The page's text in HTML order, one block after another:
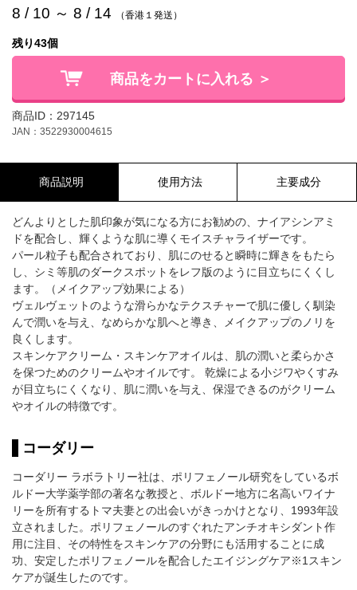
8 / 10 ～ 8 / 14 （香港１発送）
残り43個
商品をカートに入れる ＞
商品ID：297145
JAN：3522930004615
商品説明 使用方法 主要成分
どんよりとした肌印象が気になる方にお勧めの、ナイアシンアミ
ドを配合し、輝くような肌に導くモイスチャライザーです。
パール粒子も配合されており、肌にのせると瞬時に輝きをもたら
し、シミ等肌のダークスポットをレフ版のように目立ちにくくし
ます。（メイクアップ効果による）
ヴェルヴェットのような滑らかなテクスチャーで肌に優しく馴染
んで潤いを与え、なめらかな肌へと導き、メイクアップのノリを
良くします。
スキンケアクリーム・スキンケアオイルは、肌の潤いと柔らかさ
を保つためのクリームやオイルです。 乾燥による小ジワやくすみ
が目立ちにくくなり、肌に潤いを与え、保湿できるのがクリーム
やオイルの特徴です。
コーダリー
コーダリー ラボラトリー社は、ポリフェノール研究をしているボ
ルドー大学薬学部の著名な教授と、ボルドー地方に名高いワイナ
リーを所有するトマ夫妻との出会いがきっかけとなり、1993年設
立されました。ポリフェノールのすぐれたアンチオキシダント作
用に注目、その特性をスキンケアの分野にも活用することに成
功、安定したポリフェノールを配合したエイジングケア※1スキン
ケアが誕生したのです。